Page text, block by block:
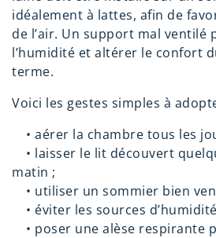
idéalement à lattes, afin de
de l’air. Un support mal ventilé
l’humidité et altérer le confort
terme.
Voici les gestes simples à
• aérer la chambre tous les
• laisser le lit découvert
matin ;
• utiliser un sommier bien
• éviter les sources
• poser une alèse respirante